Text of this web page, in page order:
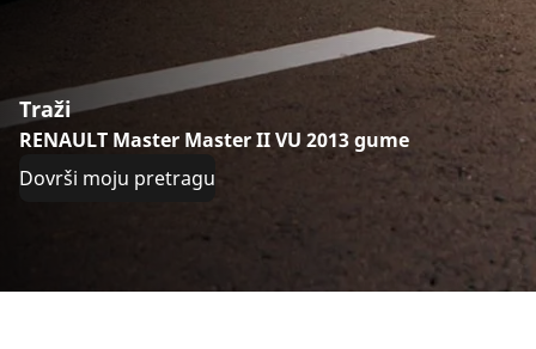
Traži
RENAULT Master Master II VU 2013 gume
Dovrši moju pretragu